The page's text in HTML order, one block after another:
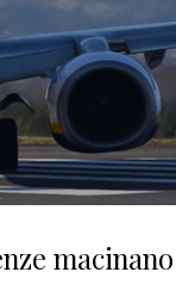
macinano